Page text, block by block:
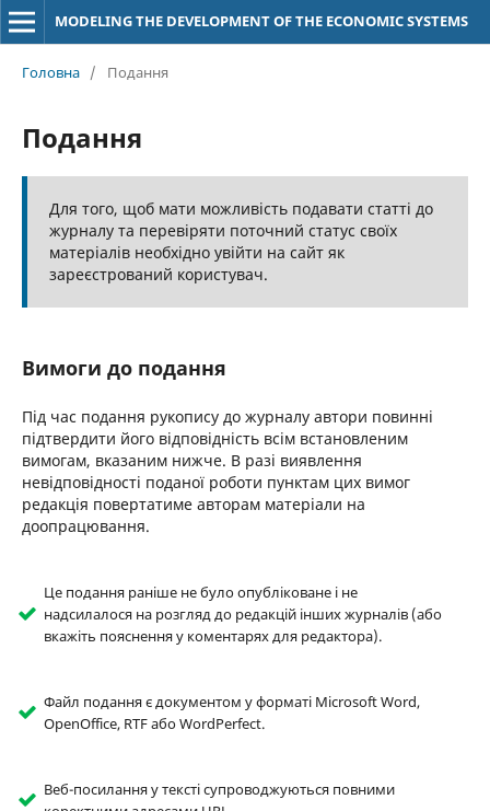
MODELING THE DEVELOPMENT OF THE ECONOMIC SYSTEMS
Головна / Подання
Подання
Для того, щоб мати можливість подавати статті до
журналу та перевіряти поточний статус своїх
матеріалів необхідно увійти на сайт як
зареєстрований користувач.
Вимоги до подання
Під час подання рукопису до журналу автори повинні
підтвердити його відповідність всім встановленим
вимогам, вказаним нижче. В разі виявлення
невідповідності поданої роботи пунктам цих вимог
редакція повертатиме авторам матеріали на
доопрацювання.
Це подання раніше не було опубліковане і не
надсилалося на розгляд до редакцій інших журналів (або
вкажіть пояснення у коментарях для редактора).
Файл подання є документом у форматі Microsoft Word,
OpenOffice, RTF або WordPerfect.
Веб-посилання у тексті супроводжуються повними